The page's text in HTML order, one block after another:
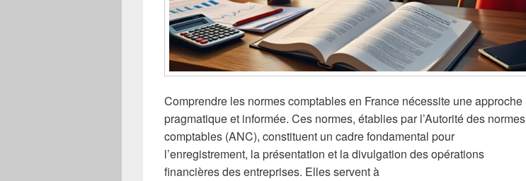
Comprendre les normes comptables en France nécessite une approche
pragmatique et informée. Ces normes, établies par l’Autorité des normes
comptables (ANC), constituent un cadre fondamental pour
l’enregistrement, la présentation et la divulgation des opérations
financières des entreprises. Elles servent à